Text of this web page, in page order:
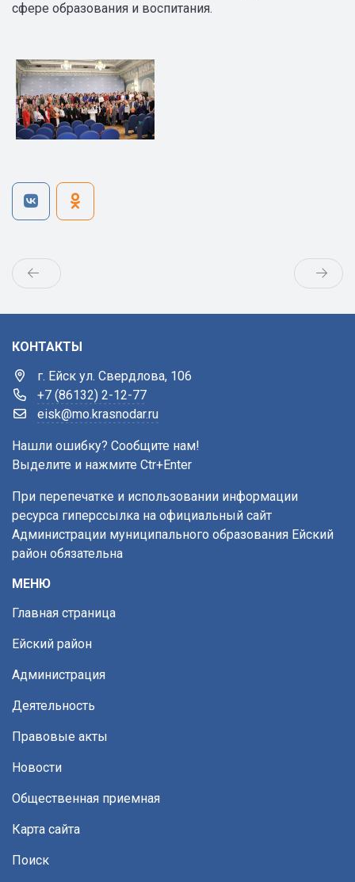
сфере образования и воспитания.
КОНТАКТЫ
г. Ейск ул. Свердлова, 106
+7 (86132) 2-12-77
eisk@mo.krasnodar.ru
Нашли ошибку? Сообщите нам!
Выделите и нажмите Ctr+Enter
При перепечатке и использовании информации
ресурса гиперссылка на официальный сайт
Администрации муниципального образования Ейский
район обязательна
МЕНЮ
Главная страница
Ейский район
Администрация
Деятельность
Правовые акты
Новости
Общественная приемная
Карта сайта
Поиск